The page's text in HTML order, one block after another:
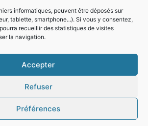
informatiques, peuvent être déposés sur
tablette, smartphone...). Si vous y consentez,
recueillir des statistiques de visites
la navigation.
Accepter
Refuser
Préférences
d'ouverture de la mairie
Mode sombre :